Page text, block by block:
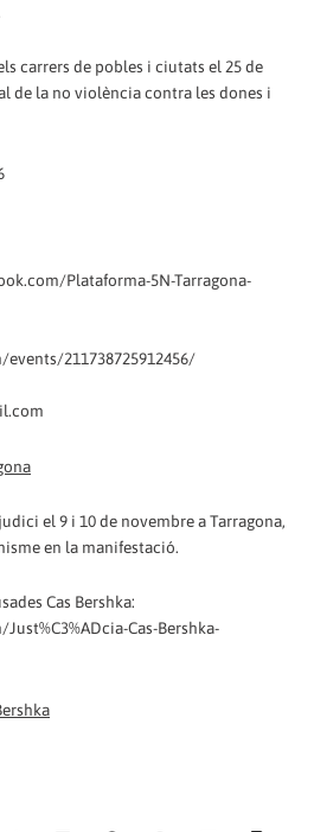
carrers de pobles i ciutats el 25 de
de la no violència contra les dones i
Plataforma-5N-Tarragona-
211738725912456/
el 9 i 10 de novembre a Tarragona,
en la manifestació.
Cas Bershka:
Cas-Bershka-